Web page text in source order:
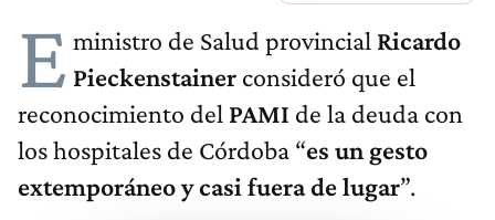
E ministro de Salud provincial Ricardo
Pieckenstainer consideró que el
reconocimiento del PAMI de la deuda con
los hospitales de Córdoba “es un gesto
extemporáneo y casi fuera de lugar”.